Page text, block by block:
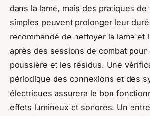
dans la lame, mais des pratiques de
simples peuvent prolonger leur
recommandé de nettoyer la lame et
après des sessions de combat pour
poussière et les résidus. Une
périodique des connexions et des
électriques assurera le bon
effets lumineux et sonores. Un